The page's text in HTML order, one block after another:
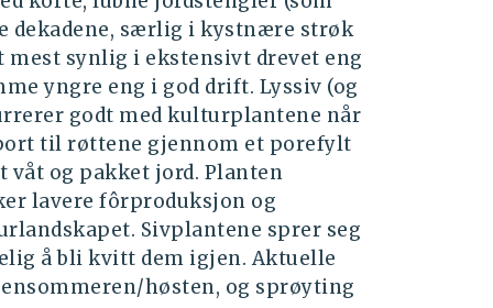
dekadene, særlig i kystnære strøk
synlig i ekstensivt drevet eng
yngre eng i god drift. Lyssiv (og
godt med kulturplantene når
til røttene gjennom et porefylt
våt og pakket jord. Planten
lavere fôrproduksjon og
Sivplantene sprer seg
å bli kvitt dem igjen. Aktuelle
høsten, og sprøyting